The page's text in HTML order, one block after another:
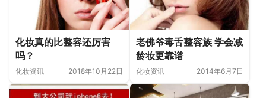
化妆真的比整容还厉害
吗？
化妆资讯 2018年10月22日
老佛爷毒舌整容族 学会减
龄妆更靠谱
化妆资讯 2014年6月7日